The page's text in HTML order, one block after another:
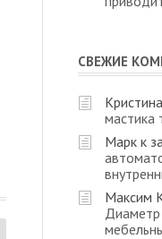
СВЕЖИЕ
Кристина
мастика
Марк к
Максим
Диаметр